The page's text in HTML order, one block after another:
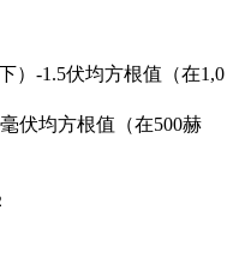
）-1.5伏均方根值（在1,0
伏均方根值（在500赫